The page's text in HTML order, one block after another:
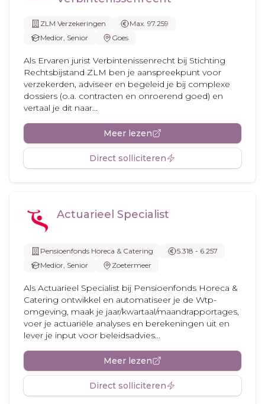
ZLM Verzekeringen
Max. 97.259
Medior, Senior
Goes
Als Ervaren jurist Verbintenissenrecht bij Stichting
Rechtsbijstand ZLM ben je aanspreekpunt voor
verzekerden, adviseer en begeleid je bij complexe
dossiers (o.a. contracten en onroerend goed) en
vertaal je dit naar...
Meer lezen
Direct solliciteren
Actuarieel Specialist
Pensioenfonds Horeca & Catering
5.318 - 6.257
Medior, Senior
Zoetermeer
Als Actuarieel Specialist bij Pensioenfonds Horeca &
Catering ontwikkel en automatiseer je de Wtp-
omgeving, maak je jaar/kwartaal/maandrapportages,
voer je actuariële analyses en berekeningen uit en
lever je input voor beleidsadvies...
Meer lezen
Direct solliciteren